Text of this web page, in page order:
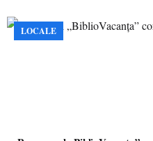
LOCALE